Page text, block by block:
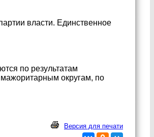
власти. Единственное
по результатам
округам, по
Версия для печати